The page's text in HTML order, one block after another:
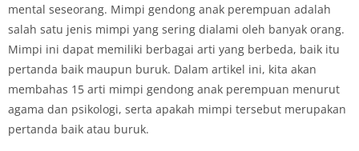
mental seseorang. Mimpi gendong anak perempuan adalah
salah satu jenis mimpi yang sering dialami oleh banyak orang.
Mimpi ini dapat memiliki berbagai arti yang berbeda, baik itu
pertanda baik maupun buruk. Dalam artikel ini, kita akan
membahas 15 arti mimpi gendong anak perempuan menurut
agama dan psikologi, serta apakah mimpi tersebut merupakan
pertanda baik atau buruk.